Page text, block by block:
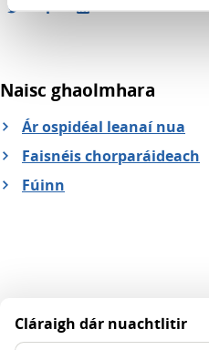
Naisc ghaolmhara
Ár ospidéal leanaí nua
Faisnéis chorparáideach
Fúinn
Cláraigh dár nuachtlitir